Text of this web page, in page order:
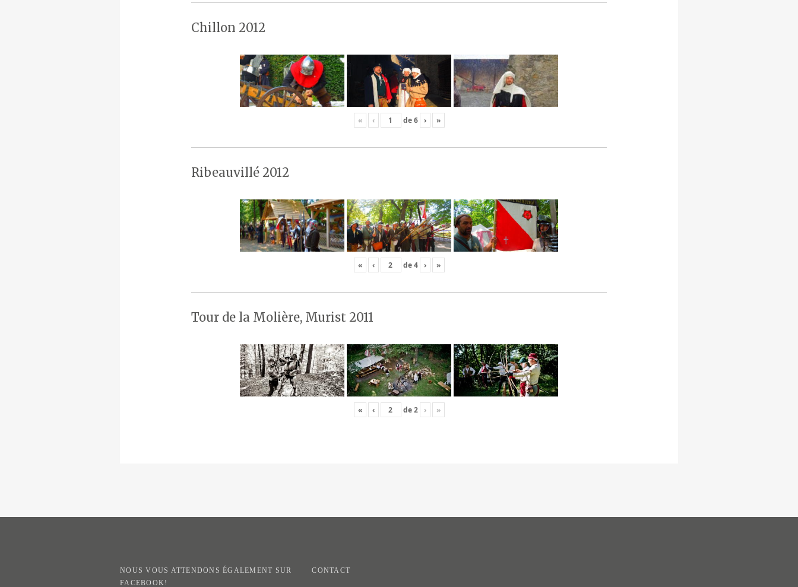
Chillon 2012
« ‹ de6 › »
Ribeauvillé 2012
« ‹ de4 › »
Tour de la Molière, Murist 2011
« ‹ de2 › »
NOUS VOUS ATTENDONS ÉGALEMENT SUR
FACEBOOK!
CONTACT